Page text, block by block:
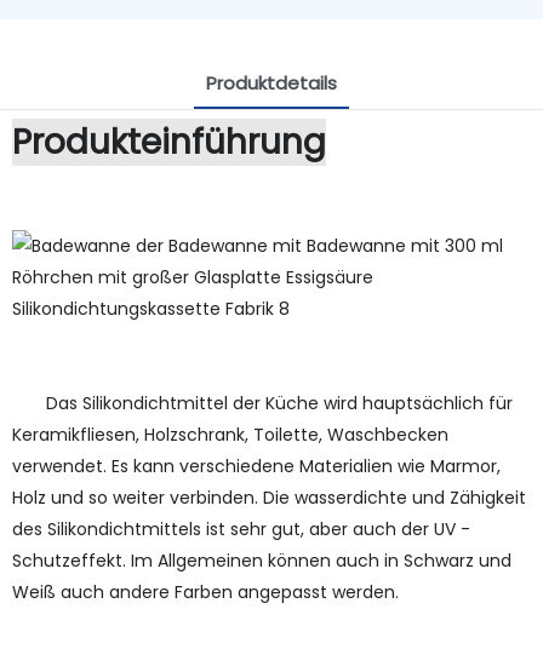
Produktdetails
Produkteinführung
Das Silikondichtmittel der Küche wird hauptsächlich für
Keramikfliesen, Holzschrank, Toilette, Waschbecken
verwendet. Es kann verschiedene Materialien wie Marmor,
Holz und so weiter verbinden. Die wasserdichte und Zähigkeit
des Silikondichtmittels ist sehr gut, aber auch der UV -
Schutzeffekt. Im Allgemeinen können auch in Schwarz und
Weiß auch andere Farben angepasst werden.